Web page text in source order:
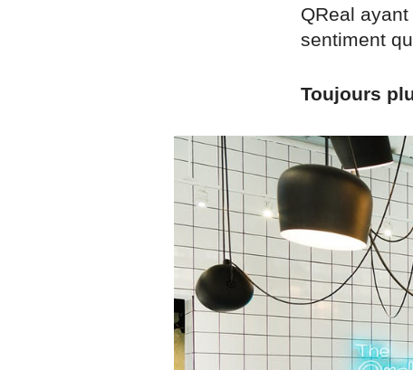
QReal
sentiment
Toujours